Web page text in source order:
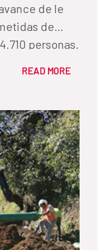
de le
de
personas.
READ MORE